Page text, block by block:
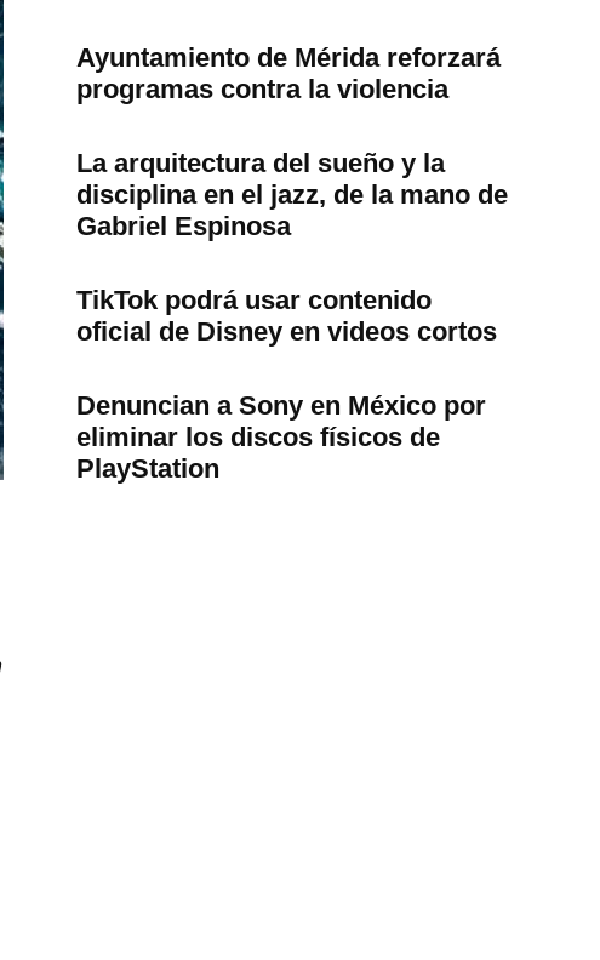
Ayuntamiento de Mérida reforzará
programas contra la violencia
La arquitectura del sueño y la
disciplina en el jazz, de la mano de
Gabriel Espinosa
TikTok podrá usar contenido
oficial de Disney en videos cortos
Denuncian a Sony en México por
eliminar los discos físicos de
PlayStation